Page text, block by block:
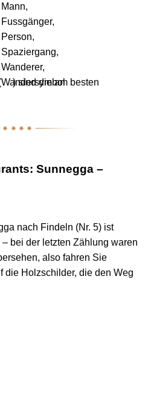
) sind die am besten
Sunnegga –
nach Findeln (Nr. 5) ist
bei der letzten Zählung waren
also fahren Sie
die Holzschilder, die den Weg